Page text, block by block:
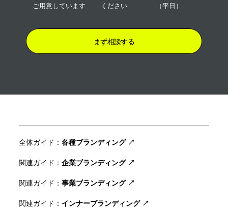
ご用意しています
ください
（平日）
まず相談する
全体ガイド：各種ブランディング ↗︎
関連ガイド：企業ブランディング ↗︎
関連ガイド：事業ブランディング ↗︎
関連ガイド： インナーブランディング ↗︎